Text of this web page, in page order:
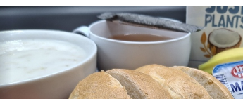
Previous